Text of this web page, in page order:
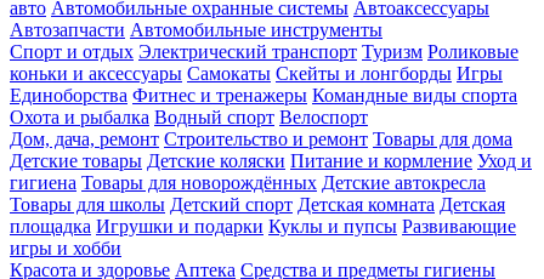
авто Автомобильные охранные системы Автоаксессуары
Автозапчасти Автомобильные инструменты
Спорт и отдых Электрический транспорт Туризм Роликовые
коньки и аксессуары Самокаты Скейты и лонгборды Игры
Единоборства Фитнес и тренажеры Командные виды спорта
Охота и рыбалка Водный спорт Велоспорт
Дом, дача, ремонт Строительство и ремонт Товары для дома
Детские товары Детские коляски Питание и кормление Уход и
гигиена Товары для новорождённых Детские автокресла
Товары для школы Детский спорт Детская комната Детская
площадка Игрушки и подарки Куклы и пупсы Развивающие
игры и хобби
Красота и здоровье Аптека Средства и предметы гигиены